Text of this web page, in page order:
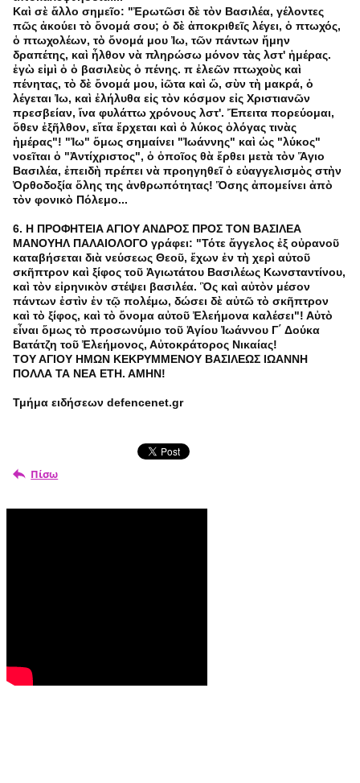
Καὶ σὲ ἄλλο σημεῖο: "Ἐρωτῶσι δὲ τὸν Βασιλέα, γέλοντες
πῶς ἀκούει τὸ ὄνομά σου; ὁ δὲ ἀποκριθεῖς λέγει, ὁ πτωχός,
ὁ πτωχολέων, τὸ ὄνομά μου Ἰω, τῶν πάντων ἤμην
δραπέτης, καὶ ἦλθον νὰ πληρώσω μόνον τὰς λστ' ἡμέρας.
ἐγὼ εἰμὶ ὁ ὁ βασιλεὺς ὁ πένης. π ἐλεῶν πτωχοὺς καὶ
πένητας, τὸ δὲ ὄνομά μου, ἰῶτα καὶ ὤ, σὺν τὴ μακρά, ὁ
λέγεται Ἰω, καὶ ἐλήλυθα εἰς τὸν κόσμον εἰς Χριστιανῶν
πρεσβείαν, ἴνα φυλάττω χρόνους λστ'. Ἔπειτα πορεύομαι,
ὅθεν ἐξῆλθον, εἴτα ἔρχεται καὶ ὁ λύκος ὁλόγας τινὰς
ἡμέρας"! "Ἰω" ὅμως σημαίνει "Ἰωάννης" καὶ ὡς "λύκος"
νοεῖται ὁ "Ἀντίχριστος", ὁ ὁποῖος θὰ ἔρθει μετὰ τὸν Ἅγιο
Βασιλέα, ἐπειδὴ πρέπει νὰ προηγηθεῖ ὁ εὐαγγελισμὸς στὴν
Ὀρθοδοξία ὅλης της ἀνθρωπότητας! Ὅσης ἀπομείνει ἀπὸ
τὸν φονικὸ Πόλεμο...
6. Η ΠΡΟΦΗΤΕΙΑ ΑΓΙΟΥ ΑΝΔΡΟΣ ΠΡΟΣ ΤΟΝ ΒΑΣΙΛΕΑ
ΜΑΝΟΥΗΛ ΠΑΛΑΙΟΛΟΓΟ γράφει: "Τότε ἄγγελος ἐξ οὐρανοῦ
καταβήσεται διὰ νεύσεως Θεοῦ, ἔχων ἐν τὴ χερὶ αὐτοῦ
σκῆπτρον καὶ ξίφος τοῦ Ἁγιωτάτου Βασιλέως Κωνσταντίνου,
καὶ τὸν εἰρηνικὸν στέψει βασιλέα. Ὃς καὶ αὐτὸν μέσον
πάντων ἐστὶν ἐν τῷ πολέμω, δώσει δὲ αὐτῶ τὸ σκῆπτρον
καὶ τὸ ξίφος, καὶ τὸ ὄνομα αὐτοῦ Ἐλεήμονα καλέσει"! Αὐτὸ
εἶναι ὅμως τὸ προσωνύμιο τοῦ Ἁγίου Ἰωάννου Γ΄ Δούκα
Βατάτζη τοῦ Ἐλεήμονος, Αὐτοκράτορος Νικαίας!
ΤΟΥ ΑΓΙΟΥ ΗΜΩΝ ΚΕΚΡΥΜΜΕΝΟΥ ΒΑΣΙΛΕΩΣ ΙΩΑΝΝΗ
ΠΟΛΛΑ ΤΑ ΝΕΑ ΕΤΗ. ΑΜΗΝ!
Τμήμα ειδήσεων defencenet.gr
Πίσω